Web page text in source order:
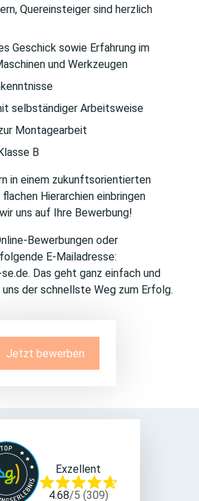
Quereinsteiger sind herzlich
Geschick sowie Erfahrung im
und Werkzeugen
selbständiger Arbeitsweise
Montagearbeit
B
in einem zukunftsorientierten
Hierarchien einbringen
uns auf Ihre Bewerbung!
Bewerbungen oder
E-Mailadresse:
Das geht ganz einfach und
der schnellste Weg zum Erfolg.
Jetzt bewerben
Exzellent
4.68/5 (309)